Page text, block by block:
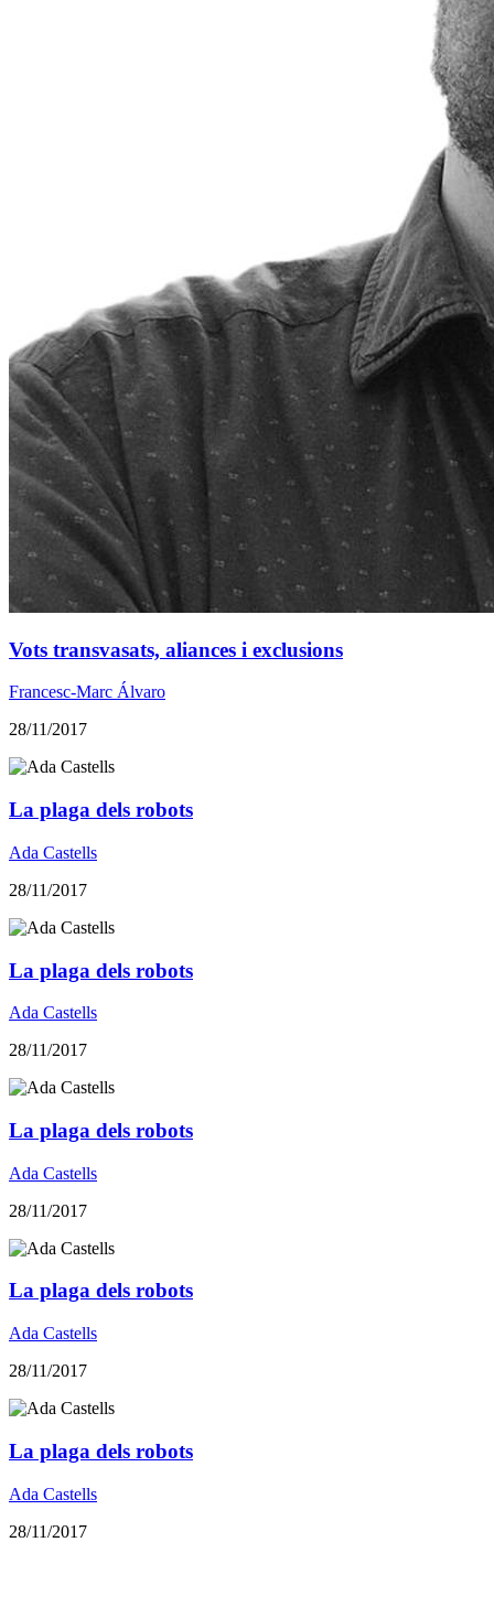
Vots transvasats, aliances i exclusions
Francesc-Marc Álvaro
28/11/2017
La plaga dels robots
Ada Castells
28/11/2017
La plaga dels robots
Ada Castells
28/11/2017
La plaga dels robots
Ada Castells
28/11/2017
La plaga dels robots
Ada Castells
28/11/2017
La plaga dels robots
Ada Castells
28/11/2017